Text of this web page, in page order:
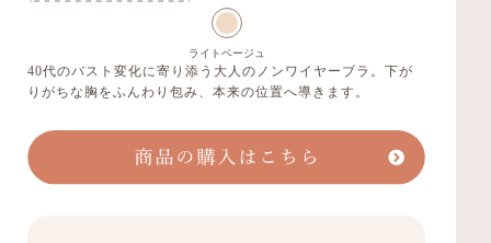
ライトベージュ
40代のバスト変化に寄り添う大人のノンワイヤーブラ。下が
りがちな胸をふんわり包み、本来の位置へ導きます。